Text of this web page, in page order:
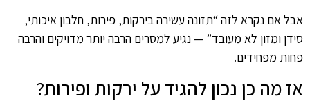
אבל אם נקרא לזה “תזונה עשירה בירקות, פירות, חלבון איכותי,
סידן ומזון לא מעובד” — נגיע למסרים הרבה יותר מדויקים והרבה
פחות מפחידים.
אז מה כן נכון להגיד על ירקות ופירות?